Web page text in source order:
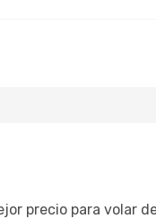
precio para volar